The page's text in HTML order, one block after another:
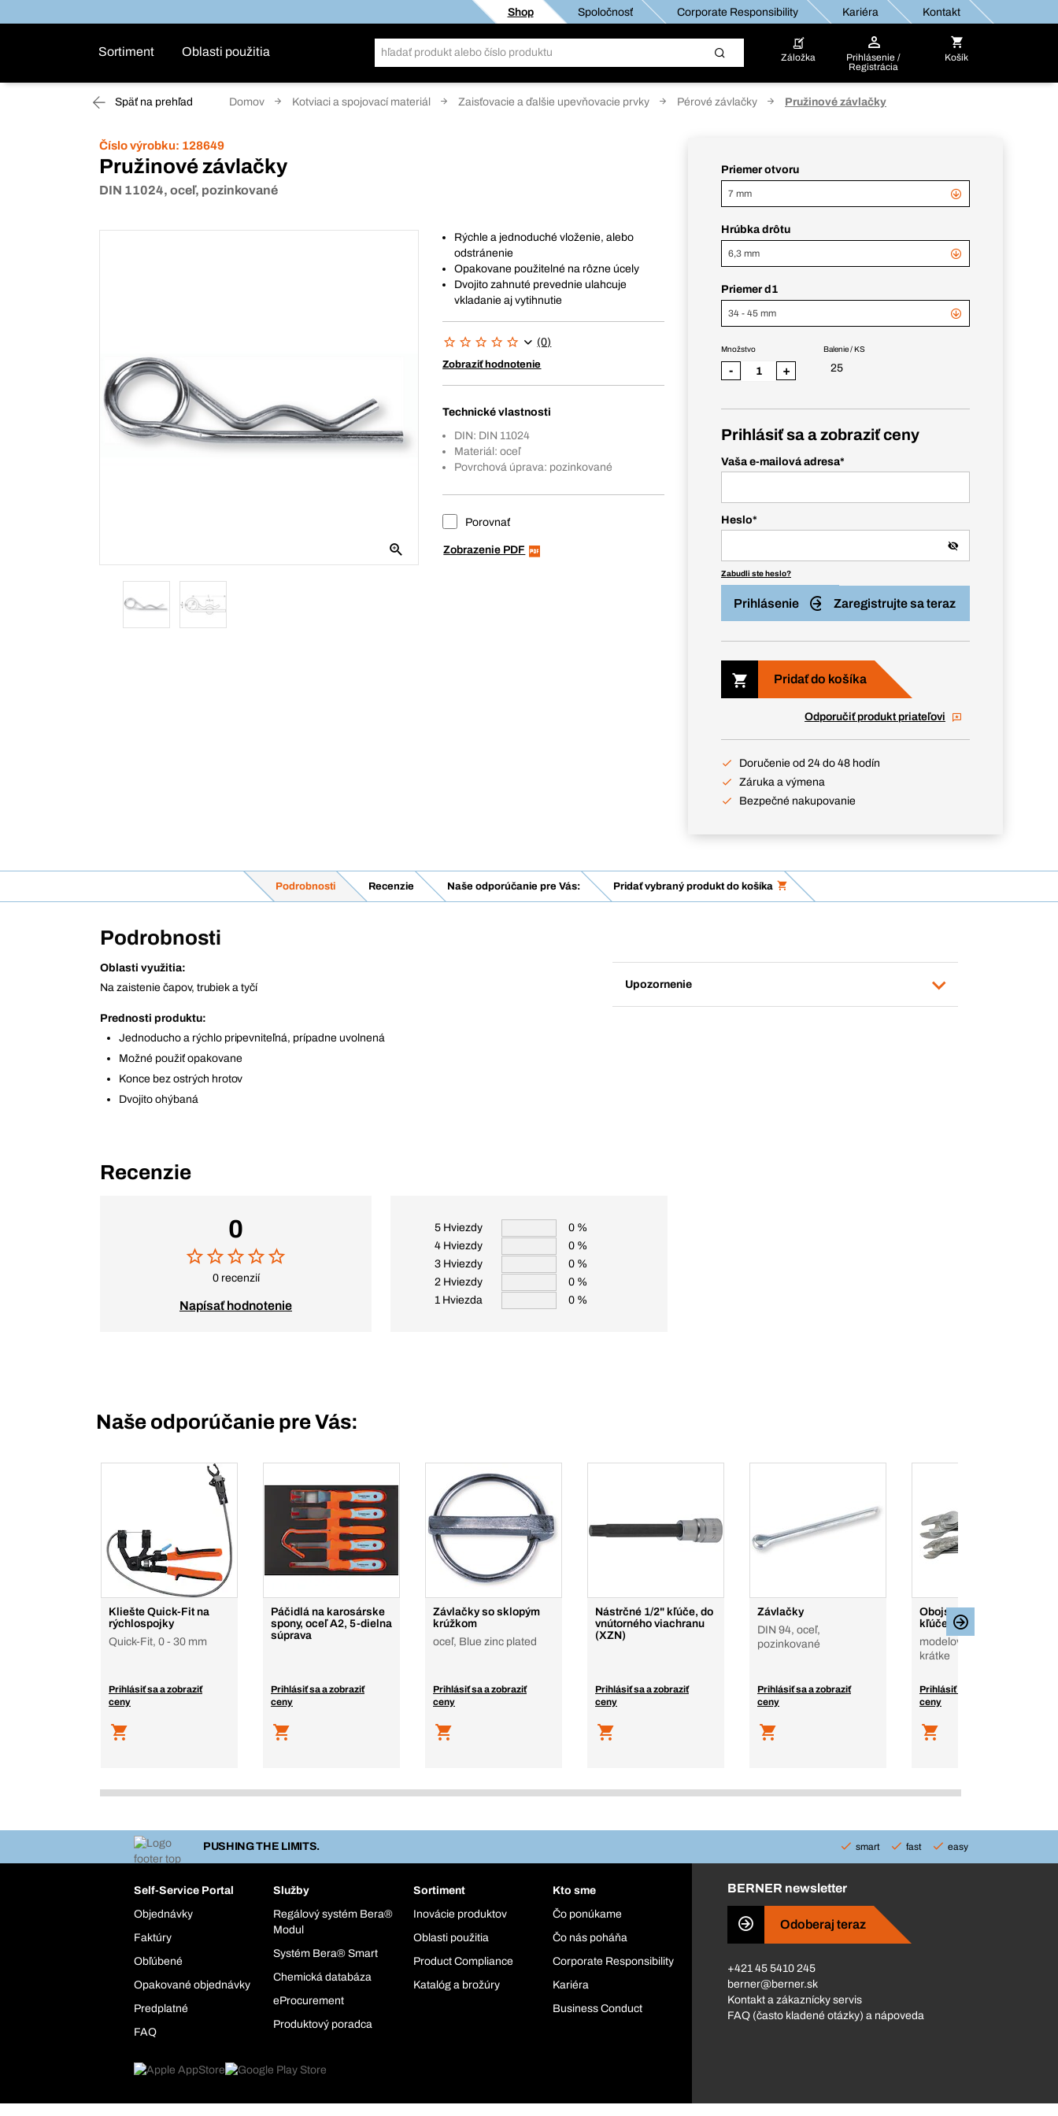
Shop Spoločnosť Corporate Responsibility Kariéra Kontakt
Sortiment Oblasti použitia Záložka
Prihlásenie /
Registrácia
Košík
Späť na prehľad Domov Kotviaci a spojovací materiál Zaisťovacie a ďalšie upevňovacie prvky Pérové závlačky Pružinové závlačky
Číslo výrobku: 128649
Pružinové závlačky
DIN 11024, oceľ, pozinkované
Rýchle a jednoduché vloženie, alebo
odstránenie
Opakovane použitelné na rôzne úcely
Dvojito zahnuté prevednie ulahcuje
vkladanie aj vytihnutie
(0)
Zobraziť hodnotenie
Technické vlastnosti
DIN: DIN 11024
Materiál: oceľ
Povrchová úprava: pozinkované
Porovnať
Zobrazenie PDF
Priemer otvoru
7 mm
Hrúbka drôtu
6,3 mm
Priemer d1
34 - 45 mm
Balenie / KS
25
Množstvo
- +
Prihlásiť sa a zobraziť ceny
Vaša e-mailová adresa*
Heslo*
Zabudli ste heslo?
Prihlásenie Zaregistrujte sa teraz
Pridať do košíka
Odporučiť produkt priateľovi
Doručenie od 24 do 48 hodín
Záruka a výmena
Bezpečné nakupovanie
Podrobnosti Recenzie Naše odporúčanie pre Vás: Pridať vybraný produkt do košíka
Podrobnosti
Oblasti využitia:
Na zaistenie čapov, trubiek a tyčí
Prednosti produktu:
Jednoducho a rýchlo pripevniteľná, prípadne uvolnená
Možné použiť opakovane
Konce bez ostrých hrotov
Dvojito ohýbaná
Upozornenie
Recenzie
0
0 recenzií
Napísať hodnotenie
5 Hviezdy
0 %
4 Hviezdy
0 %
3 Hviezdy
0 %
2 Hviezdy
0 %
1 Hviezda
0 %
Naše odporúčanie pre Vás:
Kliešte Quick-Fit na
rýchlospojky
Quick-Fit, 0 - 30 mm
Prihlásiť sa a zobraziť
ceny
Páčidlá na karosárske
spony, oceľ A2, 5-dielna
súprava
Prihlásiť sa a zobraziť
ceny
Závlačky so sklopým
krúžkom
oceľ, Blue zinc plated
Prihlásiť sa a zobraziť
ceny
Nástrčné 1/2" kľúče, do
vnútorného viachranu
(XZN)
Prihlásiť sa a zobraziť
ceny
Závlačky
DIN 94, oceľ,
pozinkované
Prihlásiť sa a zobraziť
ceny
Obojstranné vidlicové
kľúče 100, ploché
modelový rad 100,
krátke
Prihlásiť sa a zobraziť
ceny
PUSHING THE LIMITS. smart fast easy
Self-Service Portal
Objednávky
Faktúry
Obľúbené
Opakované objednávky
Predplatné
FAQ
Služby
Regálový systém Bera®
Modul
Systém Bera® Smart
Chemická databáza
eProcurement
Produktový poradca
Sortiment
Inovácie produktov
Oblasti použitia
Product Compliance
Katalóg a brožúry
Kto sme
Čo ponúkame
Čo nás poháňa
Corporate Responsibility
Kariéra
Business Conduct
BERNER newsletter
Odoberaj teraz
+421 45 5410 245
berner@berner.sk
Kontakt a zákaznícky servis
FAQ (často kladené otázky) a nápoveda